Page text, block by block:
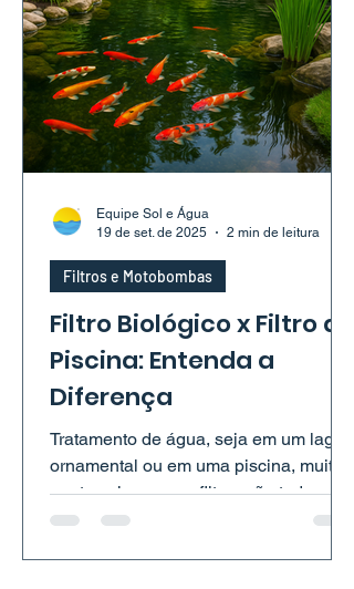
Filtro Biológico x Filtro de
Piscina: Entenda a
Diferença
Tratamento de água, seja em um lago
ornamental ou em uma piscina, muita
gente acha que os filtros são todos
iguais. Mas a verdade é que um filtro
Filtros e Motobombas
Equipe Sol e Água
19 de set. de 2025
2 min de leitura